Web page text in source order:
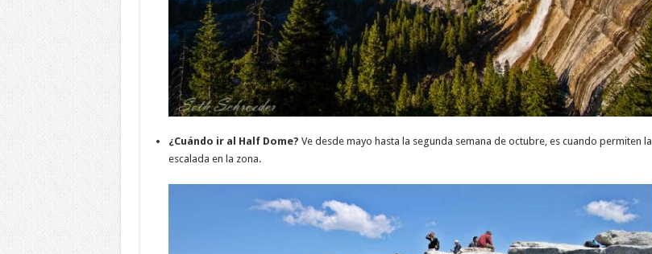
¿Cuándo ir al Half Dome? Ve desde mayo hasta la segunda semana de octubre, es cuando permiten la
escalada en la zona.